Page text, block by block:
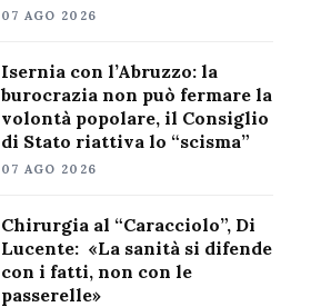
07 AGO 2026
Isernia con l’Abruzzo: la
burocrazia non può fermare la
volontà popolare, il Consiglio
di Stato riattiva lo “scisma”
07 AGO 2026
Chirurgia al “Caracciolo”, Di
Lucente: «La sanità si difende
con i fatti, non con le
passerelle»